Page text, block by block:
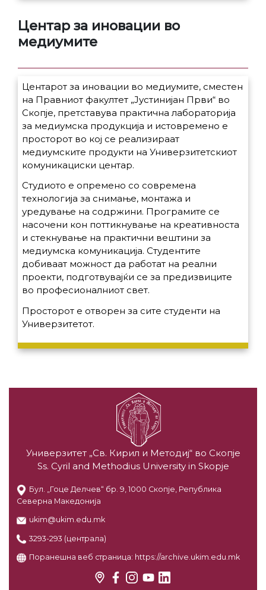
Центар за иновации во
медиумите
Центарот за иновации во медиумите, сместен
на Правниот факултет „Јустинијан Први“ во
Скопје, претставува практична лабораторија
за медиумска продукција и истовремено е
просторот во кој се реализираат
медиумските продукти на Универзитетскиот
комуникациски центар.
Студиото е опремено со современа
технологија за снимање, монтажа и
уредување на содржини. Програмите се
насочени кон поттикнување на креативноста
и стекнување на практични вештини за
медиумска комуникација. Студентите
добиваат можност да работат на реални
проекти, подготвувајќи се за предизвиците
во професионалниот свет.
Просторот е отворен за сите студенти на
Универзитетот.
Универзитет „Св. Кирил и Методиј“ во Скопје
Ss. Cyril and Methodius University in Skopje
Бул. „Гоце Делчев“ бр. 9, 1000 Скопје, Република
Северна Македонија
ukim@ukim.edu.mk
3293-293 (централа)
Поранешна веб страница: https://archive.ukim.edu.mk